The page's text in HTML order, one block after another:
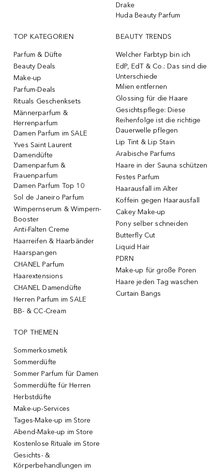
Drake
Huda Beauty Parfum
TOP KATEGORIEN
Parfum & Düfte
Beauty Deals
Make-up
Parfum-Deals
Rituals Geschenksets
Männerparfum &
Herrenparfum
Damen Parfum im SALE
Yves Saint Laurent
Damendüfte
Damenparfum &
Frauenparfum
Damen Parfum Top 10
Sol de Janeiro Parfum
Wimpernserum & Wimpern-
Booster
Anti-Falten Creme
Haarreifen & Haarbänder
Haarspangen
CHANEL Parfum
Haarextensions
CHANEL Damendüfte
Herren Parfum im SALE
BB- & CC-Cream
BEAUTY TRENDS
Welcher Farbtyp bin ich
EdP, EdT & Co.: Das sind die
Unterschiede
Milien entfernen
Glossing für die Haare
Gesichtspflege: Diese
Reihenfolge ist die richtige
Dauerwelle pflegen
Lip Tint & Lip Stain
Arabische Parfums
Haare in der Sauna schützen
Festes Parfum
Haarausfall im Alter
Koffein gegen Haarausfall
Cakey Make-up
Pony selber schneiden
Butterfly Cut
Liquid Hair
PDRN
Make-up für große Poren
Haare jeden Tag waschen
Curtain Bangs
TOP THEMEN
Sommerkosmetik
Sommerdüfte
Sommer Parfum für Damen
Sommerdüfte für Herren
Herbstdüfte
Make-up-Services
Tages-Make-up im Store
Abend-Make-up im Store
Kostenlose Rituale im Store
Gesichts- &
Körperbehandlungen im